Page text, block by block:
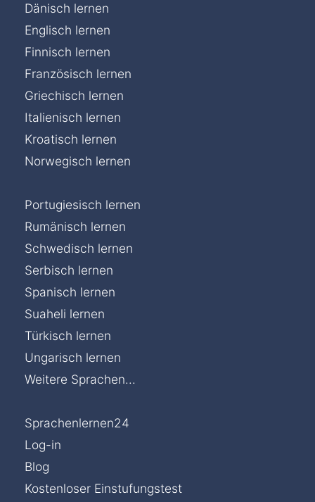
Dänisch lernen
Englisch lernen
Finnisch lernen
Französisch lernen
Griechisch lernen
Italienisch lernen
Kroatisch lernen
Norwegisch lernen
Portugiesisch lernen
Rumänisch lernen
Schwedisch lernen
Serbisch lernen
Spanisch lernen
Suaheli lernen
Türkisch lernen
Ungarisch lernen
Weitere Sprachen...
Sprachenlernen24
Log-in
Blog
Kostenloser Einstufungstest